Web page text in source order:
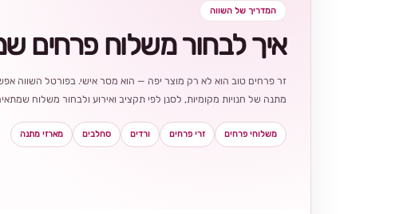
המדריך של השווה
איך לבחור משלוח פרחים
זר פרחים טוב הוא לא רק מוצר יפה — הוא מסר אישי. בפורטל השווה
מתנה של חנויות מקומיות, לסנן לפי תקציב ואירוע ולבחור משלוח
משלוחי פרחים זרי פרחים ורדים סחלבים מארזי מתנה